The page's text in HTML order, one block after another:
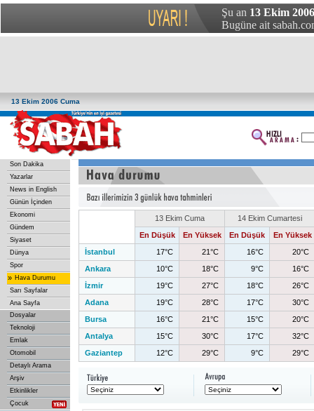
Şu an 13 Ekim
Bugüne ait
13 Ekim 2006 Cuma
Son Dakika
Yazarlar
News in English
Günün İçinden
Ekonomi
Gündem
Siyaset
Dünya
Spor
» Hava Durumu
Sarı Sayfalar
Ana Sayfa
Dosyalar
Teknoloji
Emlak
Otomobil
Detaylı Arama
Arşiv
Etkinlikler
Çocuk
13 Ekim Cuma
14 Ekim Cumartesi
En Düşük
En Yüksek En Düşük
En Yüksek
İstanbul
17°C 21°C 16°C
20°C
Ankara
10°C 18°C 9°C
16°C
İzmir
19°C 27°C 18°C
26°C
Adana
19°C 28°C 17°C
30°C
Bursa
16°C 21°C 15°C
20°C
Antalya
15°C 30°C 17°C
32°C
Gaziantep
12°C 29°C 9°C 29°C